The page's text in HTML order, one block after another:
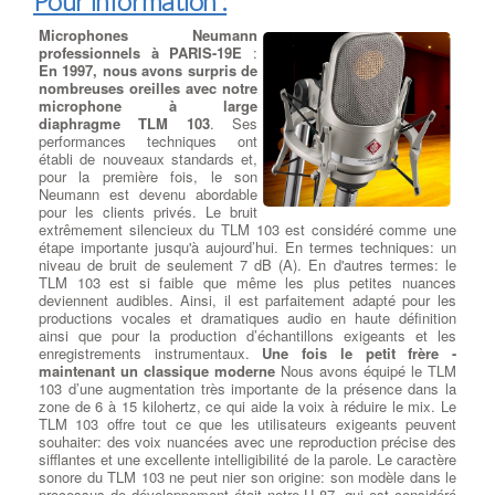
offrir l'expérience de jeu la plus rapide à PARIS-19E , la plus
fluide et la plus puissante.
Récuperation de donnees
disque dur ou ssd: Si vous
avez malheureusement subi une
panne de disque dur ou de SSD
entraînant une perte de vos
données, vous savez à quel point
il peut être coûteux de les
récupérer intégralement. à PARIS-19E Nous pouvons vous aider
en évaluant en quelques minutes si votre disque est récupérable
en magasin ou s'il présente une défaillance mécanique
nécessitant son envoi à un laboratoire spécialisé dans la
récupération de données. Vous pensez avez perdu vos données
? La récupération totale ou partielle de données est possible à
PARIS-19E.
Ajouter ou Remplacer un
lecteur - Graveur cd dvd:
Rajout ou Réparation lecteurs
DC/DVD: Pour la lecture et la
gravure de tous vos médias
Cdrom ou DVD, nous avons
sélectionné pour vous le meilleur
des lecteurs et graveurs CD/DVD
et Blu-ray. à PARIS-19E Que vous recherchiez un lecteur-graveur
irréversibles.:Chercher Un Réparateur Ordi Portable
Réparation sur Ordi Portables
Dépannage : ventilateur de
ordinateur: Souvent, un
ventilateur d'ordinateur à PARIS-
19E commencera à émettre
d'étranges bruits de grincement
ou des vibrations en vitesse de
pointe. Parfois, il n'y a aucun
avertissement et la vitesse du
ventilateur de pc faiblira
progressivement ou s'arrête silencieusement. Si l'un des
ventilateurs d'ordi est arrêté, vérifiez qu'il est bien connecté à
son alimentation. Si le ventilateur à PARIS-19E est connecté et
ne tourne toujours pas malgré la surchauffe du processeur
concerné,il doit être rapidement remplacé et la pâte
thermique changée. Le ventilateur de CPU ou de processeur
est monté à l'arrière du boîtier pour évacuer l'air chaud. Les
ventilateurs d'extraction peuvent également être montés sur le
dessus du boîtier, tandis que les ventilateurs d'admission sont
généralement montés sur le devant ou sur les côtés. Si tous les
ventilateurs de votre système CPU à PARIS-19E fonctionnent,
mais que l'ordi reste chaud ou est instable, vous pouvez ajouter
d'autres ventilateurs ou bien effectuer une réparation de
Microphones Neumann
professionnels à PARIS-19E :
En 1997, nous avons surpris de
nombreuses oreilles avec notre
microphone à large
diaphragme TLM 103. Ses
performances techniques ont
établi de nouveaux standards et,
pour la première fois, le son
Neumann est devenu abordable
pour les clients privés. Le bruit
extrêmement silencieux du TLM 103 est considéré comme une
étape importante jusqu'à aujourd’hui. En termes techniques: un
niveau de bruit de seulement 7 dB (A). En d'autres termes: le
TLM 103 est si faible que même les plus petites nuances
deviennent audibles. Ainsi, il est parfaitement adapté pour les
productions vocales et dramatiques audio en haute définition
ainsi que pour la production d’échantillons exigeants et les
enregistrements instrumentaux. Une fois le petit frère -
maintenant un classique moderne Nous avons équipé le TLM
103 d’une augmentation très importante de la présence dans la
zone de 6 à 15 kilohertz, ce qui aide la voix à réduire le mix. Le
TLM 103 offre tout ce que les utilisateurs exigeants peuvent
souhaiter: des voix nuancées avec une reproduction précise des
sifflantes et une excellente intelligibilité de la parole. Le caractère
sonore du TLM 103 ne peut nier son origine: son modèle dans le